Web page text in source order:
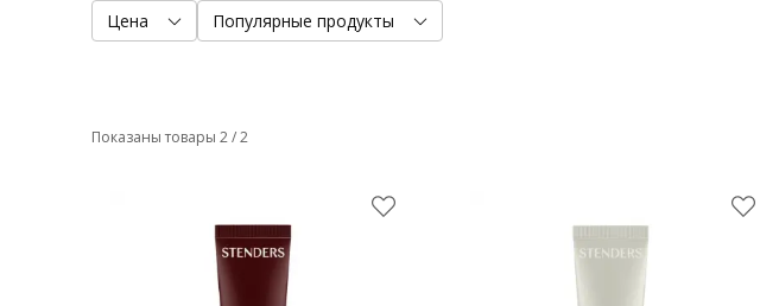
Цена Популярные продукты
Показаны товары 2 / 2